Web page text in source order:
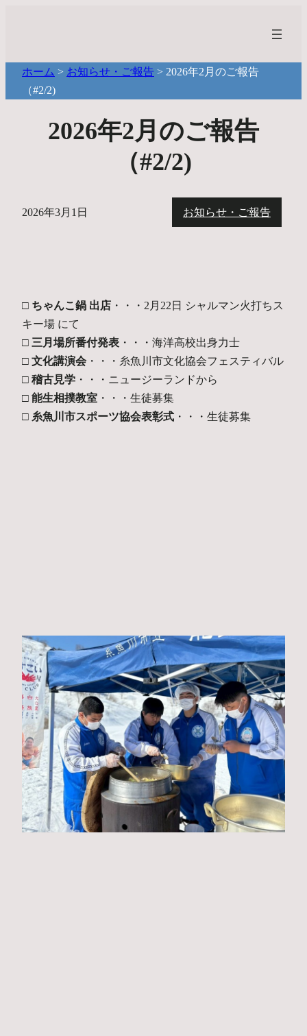
ホーム > お知らせ・ご報告 > 2026年2月のご報告
（#2/2)
2026年2月のご報告
（#2/2)
2026年3月1日 お知らせ・ご報告
□ ちゃんこ鍋 出店 ・・・2月22日 シャルマン火打ちス
キー場 にて
□ 三月場所番付発表 ・・・海洋高校出身力士
□ 文化講演会 ・・・糸魚川市文化協会フェスティバル
□ 稽古見学 ・・・ニュージーランドから
□ 能生相撲教室 ・・・生徒募集
□ 糸魚川市スポーツ協会表彰式 ・・・生徒募集